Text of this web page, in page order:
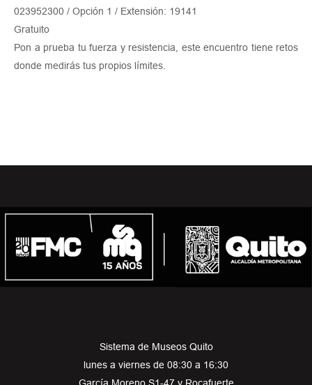
023952300 / Opción 1 / Extensión: 19141
Gratuito
Pon a prueba tu fuerza y resistencia, este encuentro tiene retos
donde medirás tus propios límites.
Sistema de Museos Quito
lunes a viernes de 08:30 a 16:30
García Moreno S1-47 y Rocafuerte